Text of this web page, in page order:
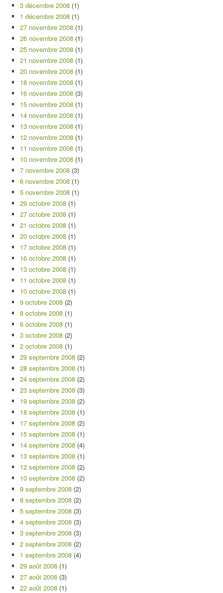
3 décembre 2008 (1)
1 décembre 2008 (1)
27 novembre 2008 (1)
26 novembre 2008 (1)
25 novembre 2008 (1)
21 novembre 2008 (1)
20 novembre 2008 (1)
18 novembre 2008 (1)
16 novembre 2008 (3)
15 novembre 2008 (1)
14 novembre 2008 (1)
13 novembre 2008 (1)
12 novembre 2008 (1)
11 novembre 2008 (1)
10 novembre 2008 (1)
7 novembre 2008 (3)
6 novembre 2008 (1)
5 novembre 2008 (1)
29 octobre 2008 (1)
27 octobre 2008 (1)
21 octobre 2008 (1)
20 octobre 2008 (1)
17 octobre 2008 (1)
16 octobre 2008 (1)
13 octobre 2008 (1)
11 octobre 2008 (1)
10 octobre 2008 (1)
9 octobre 2008 (2)
8 octobre 2008 (1)
6 octobre 2008 (1)
3 octobre 2008 (2)
2 octobre 2008 (1)
29 septembre 2008 (2)
28 septembre 2008 (1)
24 septembre 2008 (2)
23 septembre 2008 (3)
19 septembre 2008 (2)
18 septembre 2008 (1)
17 septembre 2008 (2)
15 septembre 2008 (1)
14 septembre 2008 (4)
13 septembre 2008 (1)
12 septembre 2008 (2)
10 septembre 2008 (2)
9 septembre 2008 (2)
8 septembre 2008 (2)
5 septembre 2008 (3)
4 septembre 2008 (3)
3 septembre 2008 (3)
2 septembre 2008 (2)
1 septembre 2008 (4)
29 août 2008 (1)
27 août 2008 (3)
22 août 2008 (1)